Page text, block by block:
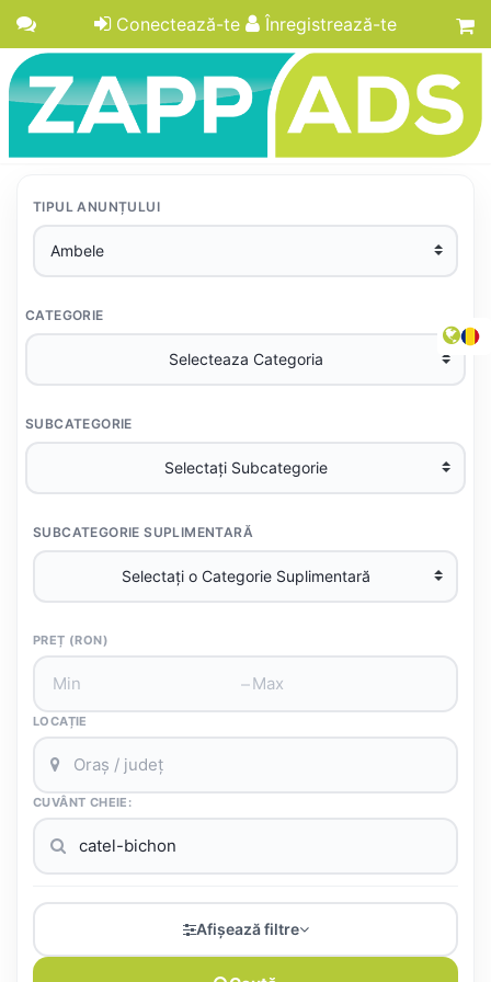
Conectează-te Înregistrează-te
TIPUL ANUNȚULUI
CATEGORIE
SUBCATEGORIE
SUBCATEGORIE SUPLIMENTARĂ
PREȚ (RON)
–
LOCAȚIE
CUVÂNT CHEIE:
Afișează filtre